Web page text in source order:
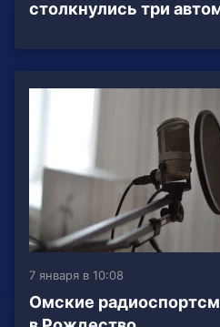
столкнулись три
7 января в 10:08
Омские